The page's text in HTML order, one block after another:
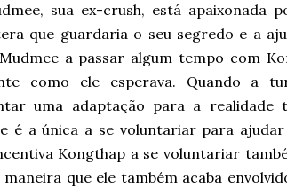
sua ex-crush, está apaixonada
que guardaria o seu segredo e a
a passar algum tempo com
como ele esperava. Quando a
uma adaptação para a realidade
é a única a se voluntariar para
Kongthap a se voluntariar
maneira que ele também acaba